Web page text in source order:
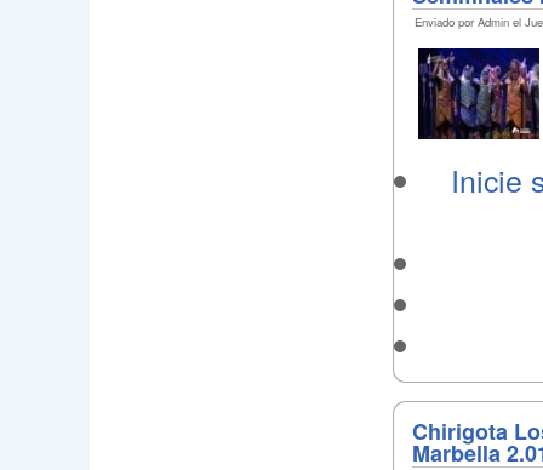
Enviado por Admin el
Inicie
Chirigota
Marbella